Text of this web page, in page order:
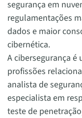
segurança em
regulamentações
dados e maior
cibernética.
A cibersegurança é
profissões
analista de
especialista em
teste de